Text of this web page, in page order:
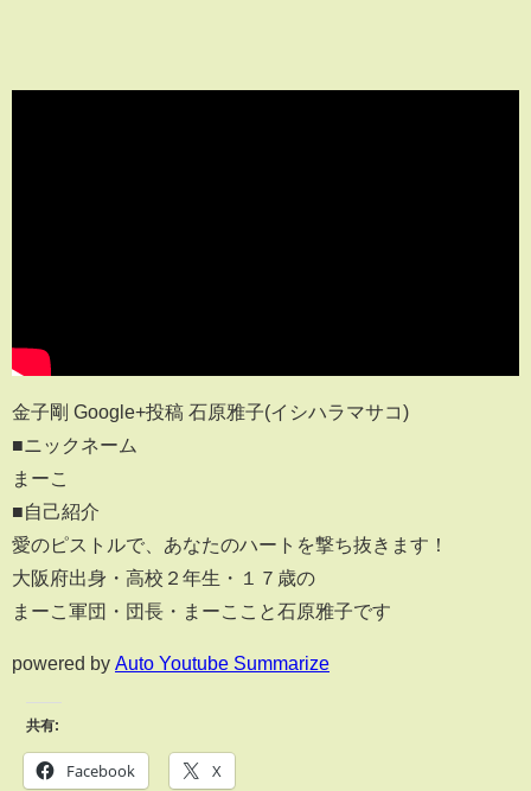
金子剛 Google+投稿 石原雅子(イシハラマサコ)
■ニックネーム
まーこ
■自己紹介
愛のピストルで、あなたのハートを撃ち抜きます！
大阪府出身・高校２年生・１７歳の
まーこ軍団・団長・まーここと石原雅子です
powered by Auto Youtube Summarize
共有:
Facebook X